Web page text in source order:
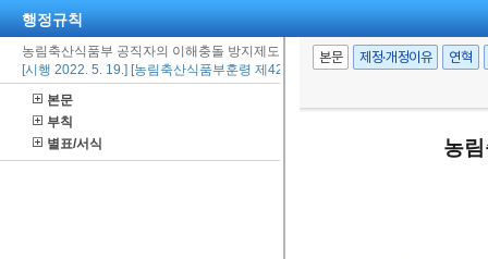
행정규칙
농림축산식품부 공직자의 이해충돌 방지제도 운영지침
[시행 2022. 5. 19.] [농림축산식품부훈령 제426호, 2022. 4. 29., 제정]
본문
부칙
별표/서식
본문 제정·개정이유 연혁
농